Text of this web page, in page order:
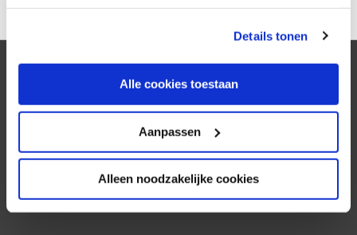
Details tonen
Alle cookies toestaan
Aanpassen
Alleen noodzakelijke cookies
Al sinds 1995 verzorgt KNS Automatisering
complete ICT oplossingen voor het midden- en
kleinbedrijf. Doordat we alle benodigde expertise in
huis hebben, kunnen we een “one stop shopping”
model bieden voor al uw ICT vraagstukken.